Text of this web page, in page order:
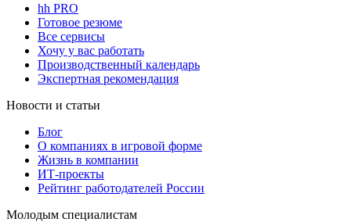
hh PRO
Готовое резюме
Все сервисы
Хочу у вас работать
Производственный календарь
Экспертная рекомендация
Новости и статьи
Блог
О компаниях в игровой форме
Жизнь в компании
ИТ-проекты
Рейтинг работодателей России
Молодым специалистам